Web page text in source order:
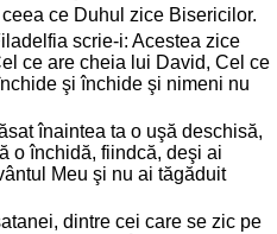
ce Duhul zice Bisericilor.
scrie-i: Acestea zice
ce are cheia lui David, Cel ce
şi închide şi nimeni nu
înaintea ta o uşă deschisă,
o închidă, fiindcă, deşi ai
Meu şi nu ai tăgăduit
dintre cei care se zic pe